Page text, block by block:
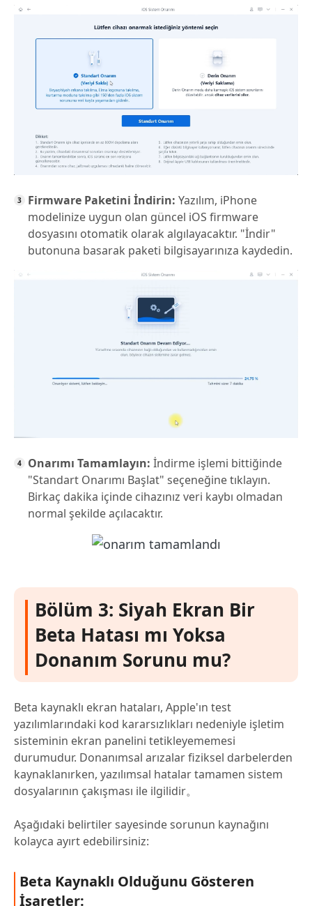
Firmware Paketini İndirin: Yazılım, iPhone
modelinize uygun olan güncel iOS firmware
dosyasını otomatik olarak algılayacaktır. "İndir"
butonuna basarak paketi bilgisayarınıza kaydedin.
Onarımı Tamamlayın: İndirme işlemi bittiğinde
"Standart Onarımı Başlat" seçeneğine tıklayın.
Birkaç dakika içinde cihazınız veri kaybı olmadan
normal şekilde açılacaktır.
Bölüm 3: Siyah Ekran Bir
Beta Hatası mı Yoksa
Donanım Sorunu mu?
Beta kaynaklı ekran hataları, Apple'ın test
yazılımlarındaki kod kararsızlıkları nedeniyle işletim
sisteminin ekran panelini tetikleyememesi
durumudur. Donanımsal arızalar fiziksel darbelerden
kaynaklanırken, yazılımsal hatalar tamamen sistem
dosyalarının çakışması ile ilgilidir。
Aşağıdaki belirtiler sayesinde sorunun kaynağını
kolayca ayırt edebilirsiniz:
Beta Kaynaklı Olduğunu Gösteren
İşaretler: